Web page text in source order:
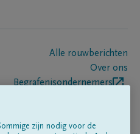
Alle rouwberichten
Over ons
Begrafenisondernemers
zijn nodig voor de